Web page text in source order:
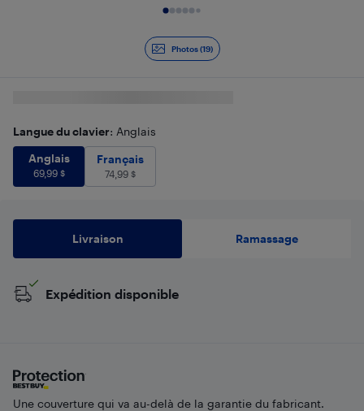
Photos (19)
Langue du clavier: Anglais
Anglais
69,99$
Anglais
69,99$
Français
Français
74,99 $
Livraison Ramassage
Expédition disponible
Une couverture qui va au-delà de la garantie du fabricant.